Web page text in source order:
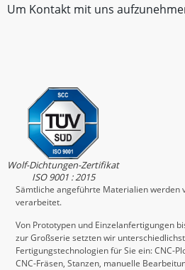
Um Kontakt mit uns
Wolf-Dichtungen-Zertifikat
ISO 9001 : 2015
Sämtliche angeführte Materialien werden
verarbeitet.
Von Prototypen und Einzelanfertigungen
zur Großserie setzten wir
Fertigungstechnologien für Sie ein: CNC-
CNC-Fräsen, Stanzen, manuelle